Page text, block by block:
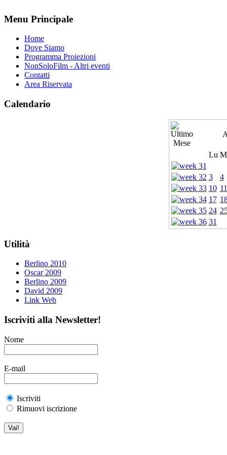
Menu Principale
Home
Dove Siamo
Programma Proiezioni
NonSoloFilm - Altri eventi
Contatti
Area Riservata
Calendario
Lu
3
4
10 11
17
24
31
Utilità
Berlino 2010
Oscar 2009
Berlino 2009
David 2009
Link Web
Iscriviti alla Newsletter!
Nome
E-mail
Iscriviti
Rimuovi iscrizione